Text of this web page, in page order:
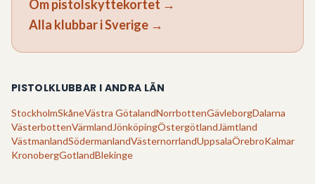
Om pistolskyttekortet →
Alla klubbar i Sverige →
PISTOLKLUBBAR I ANDRA LÄN
StockholmSkåneVästra GötalandNorrbottenGävleborgDalarna
VästerbottenVärmland JönköpingÖstergötland Jämtland
VästmanlandSödermanlandVästernorrlandUppsalaÖrebroKalmar
KronobergGotlandBlekinge